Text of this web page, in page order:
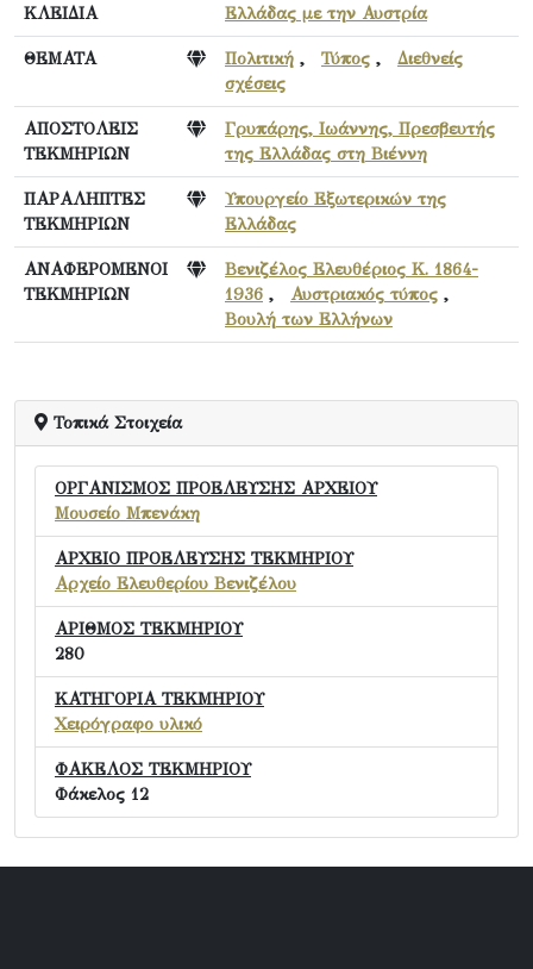
ΚΛΕΙΔΙΑ
Ελλάδας με την Αυστρία
ΘΕΜΑΤΑ Πολιτική , Τύπος , Διεθνείς
σχέσεις
ΑΠΟΣΤΟΛΕΙΣ
ΤΕΚΜΗΡΙΩΝ
Γρυπάρης, Ιωάννης, Πρεσβευτής
της Ελλάδας στη Βιέννη
ΠΑΡΑΛΗΠΤΕΣ
ΤΕΚΜΗΡΙΩΝ
Υπουργείο Εξωτερικών της
Ελλάδας
ΑΝΑΦΕΡΟΜΕΝΟΙ
ΤΕΚΜΗΡΙΩΝ
Βενιζέλος Ελευθέριος Κ. 1864-
1936 , Αυστριακός τύπος ,
Βουλή των Ελλήνων
Τοπικά Στοιχεία
ΟΡΓΑΝΙΣΜΟΣ ΠΡΟΕΛΕΥΣΗΣ ΑΡΧΕΙΟΥ
Μουσείο Μπενάκη
ΑΡΧΕΙΟ ΠΡΟΕΛΕΥΣΗΣ ΤΕΚΜΗΡΙΟΥ
Αρχείο Ελευθερίου Βενιζέλου
ΑΡΙΘΜΟΣ ΤΕΚΜΗΡΙΟΥ
280
ΚΑΤΗΓΟΡΙΑ ΤΕΚΜΗΡΙΟΥ
Χειρόγραφο υλικό
ΦΑΚΕΛΟΣ ΤΕΚΜΗΡΙΟΥ
Φάκελος 12